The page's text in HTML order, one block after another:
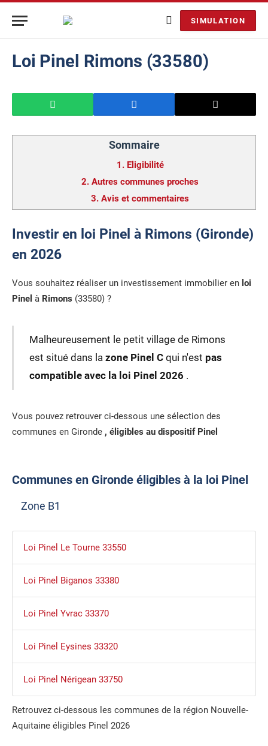
SIMULATION
Loi Pinel Rimons (33580)
Sommaire
1. Eligibilité
2. Autres communes proches
3. Avis et commentaires
Investir en loi Pinel à Rimons (Gironde)
en 2026
Vous souhaitez réaliser un investissement immobilier en loi
Pinel à Rimons (33580) ?
Malheureusement le petit village de Rimons
est situé dans la zone Pinel Cqui n'est pas
compatible avec la loi Pinel 2026 .
Vous pouvez retrouver ci-dessous une sélection des
communes en Gironde , éligibles au dispositif Pinel
Communes en Gironde éligibles à la loi Pinel
Zone B1
Loi Pinel Le Tourne 33550
Loi Pinel Biganos 33380
Loi Pinel Yvrac 33370
Loi Pinel Eysines 33320
Loi Pinel Nérigean 33750
Retrouvez ci-dessous les communes de la région Nouvelle-
Aquitaine éligibles Pinel 2026